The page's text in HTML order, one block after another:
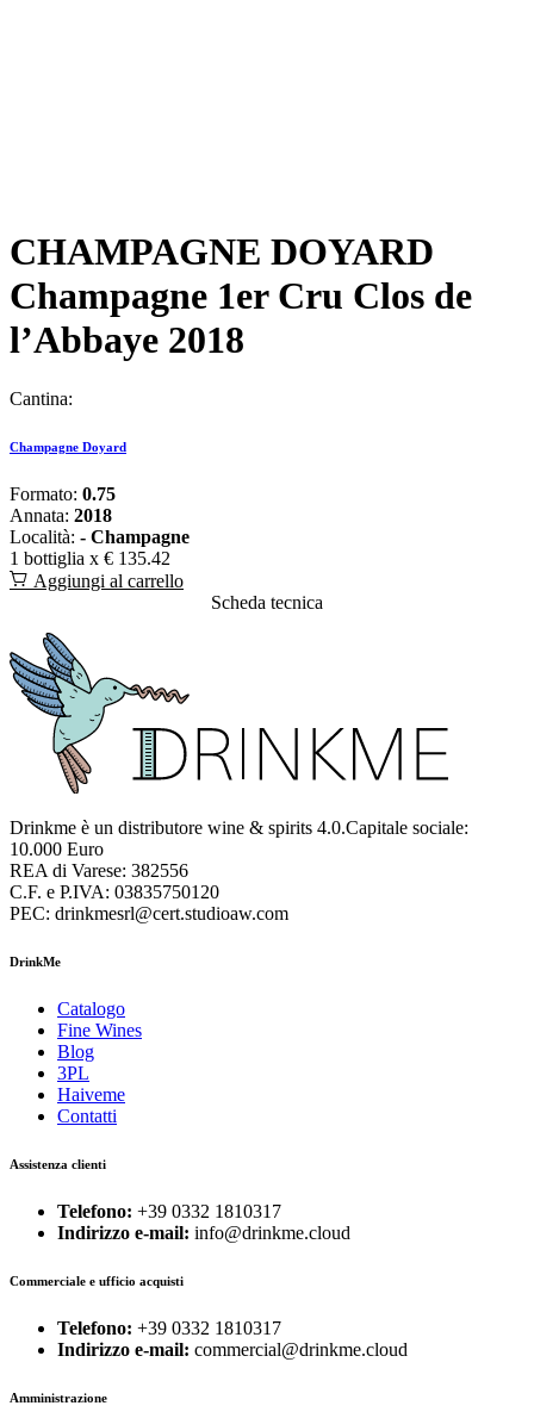
CHAMPAGNE DOYARD
Champagne 1er Cru Clos de
l’Abbaye 2018
Cantina:
Champagne Doyard
Formato: 0.75
Annata: 2018
Località: - Champagne
1 bottiglia x € 135.42
Aggiungi al carrello
Scheda tecnica
Drinkme è un distributore wine & spirits 4.0.Capitale sociale:
10.000 Euro
REA di Varese: 382556
C.F. e P.IVA: 03835750120
PEC: drinkmesrl@cert.studioaw.com
DrinkMe
Catalogo
Fine Wines
Blog
3PL
Haiveme
Contatti
Assistenza clienti
Telefono: +39 0332 1810317
Indirizzo e-mail: info@drinkme.cloud
Commerciale e ufficio acquisti
Telefono: +39 0332 1810317
Indirizzo e-mail: commercial@drinkme.cloud
Amministrazione